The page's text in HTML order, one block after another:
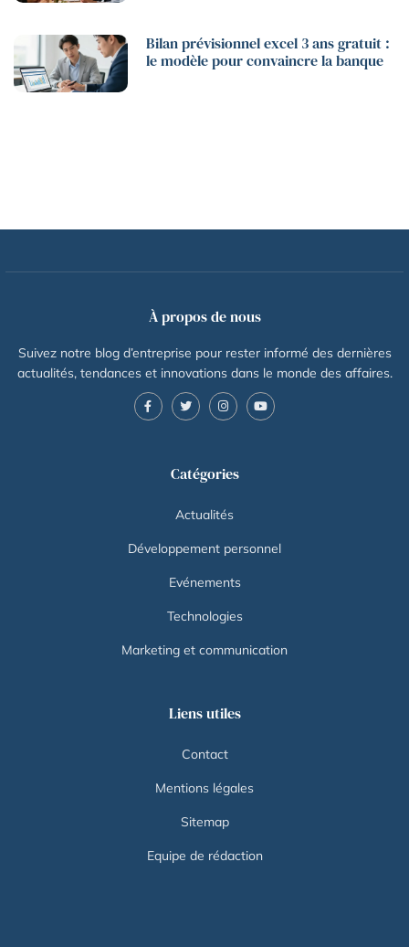
Bilan prévisionnel excel 3 ans gratuit :
le modèle pour convaincre la banque
À propos de nous
Suivez notre blog d’entreprise pour rester informé des dernières
actualités, tendances et innovations dans le monde des affaires.
Catégories
Actualités
Développement personnel
Evénements
Technologies
Marketing et communication
Liens utiles
Contact
Mentions légales
Sitemap
Equipe de rédaction